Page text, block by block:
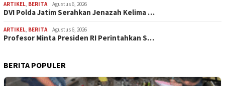
ARTIKEL, BERITA Agustus 6, 2026
DVI Polda Jatim Serahkan Jenazah Kelima …
ARTIKEL, BERITA Agustus 6, 2026
Profesor Minta Presiden RI Perintahkan S…
BERITA POPULER